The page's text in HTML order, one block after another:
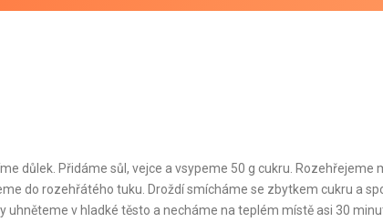
důlek. Přidáme sůl, vejce a vsypeme 50 g cukru. Rozehřejeme
do rozehřátého tuku. Droždí smícháme se zbytkem cukru a
v hladké těsto a necháme na teplém místě asi 30